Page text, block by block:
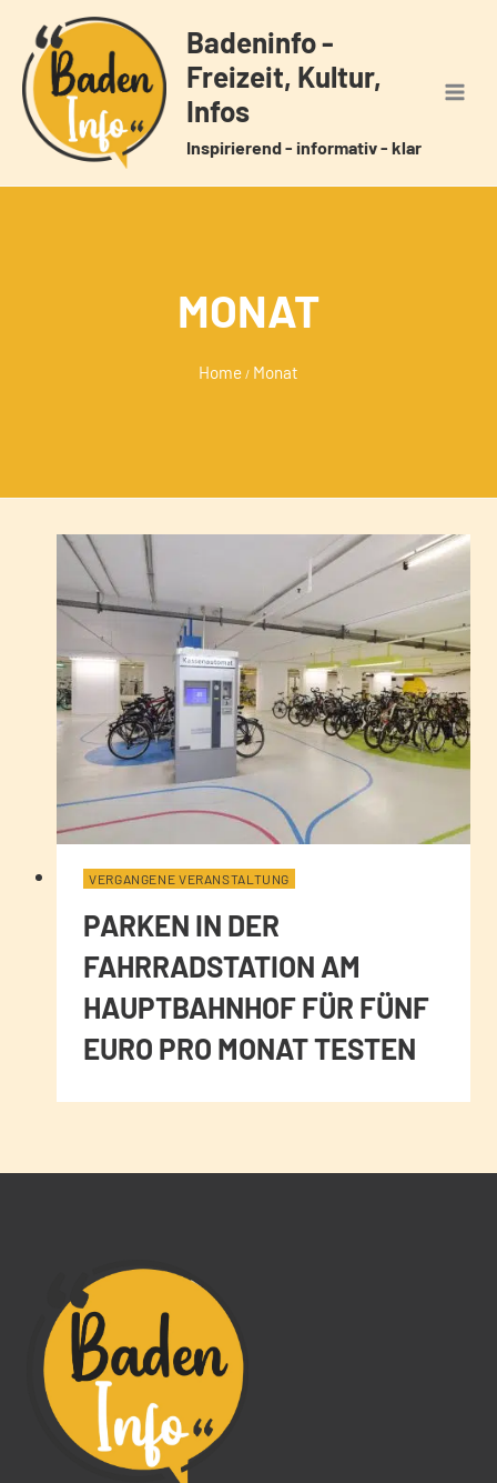
Inhalt
springen
Badeninfo -
Freizeit, Kultur,
Infos
Inspirierend - informativ - klar
MONAT
Home / Monat
VERGANGENE VERANSTALTUNG
PARKEN IN DER
FAHRRADSTATION AM
HAUPTBAHNHOF FÜR FÜNF
EURO PRO MONAT TESTEN